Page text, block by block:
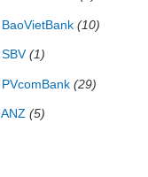
BaoVietBank (10)
SBV (1)
PVcomBank (29)
ANZ (5)